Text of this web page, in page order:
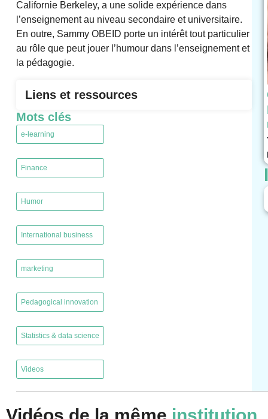
Californie Berkeley, a une solide expérience dans
l’enseignement au niveau secondaire et universitaire.
En outre, Sammy OBEID porte un intérêt tout particulier
au rôle que peut jouer l’humour dans l’enseignement et
la pédagogie.
Liens et ressources
Mots clés
e-learning
Finance
Humor
International business
marketing
Pedagogical innovation
Statistics & data science
Videos